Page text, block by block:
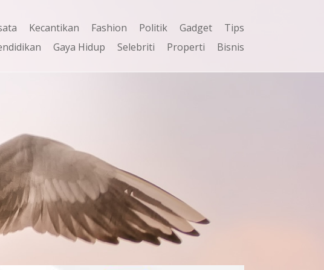
Kecantikan Fashion Politik Gadget
Tips
Gaya Hidup Selebriti Properti Bisnis